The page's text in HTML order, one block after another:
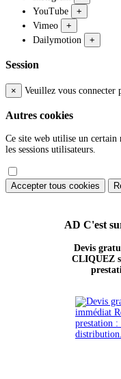
YouTube
+
Vimeo
+
Dailymotion
+
Session
× Veuillez vous connecter
Autres cookies
Ce site web utilise un certain
les sessions utilisateurs.
Accepter tous cookies
AD C'est
Devis
CLIQUEZ